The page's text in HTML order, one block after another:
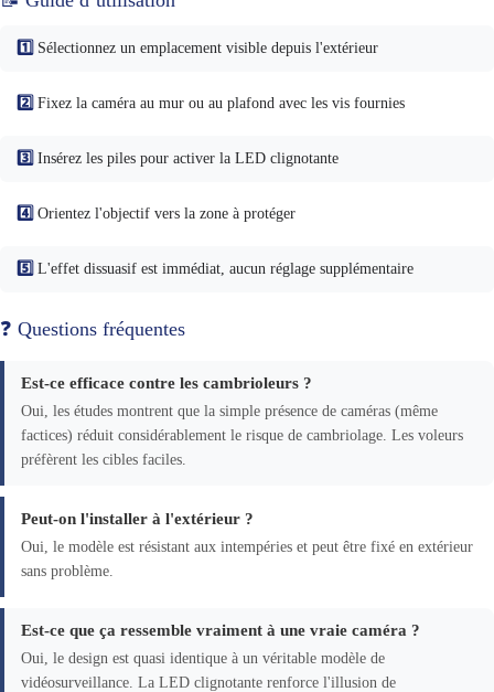
1️⃣ Sélectionnez un emplacement visible depuis l'extérieur
2️⃣ Fixez la caméra au mur ou au plafond avec les vis fournies
3️⃣ Insérez les piles pour activer la LED clignotante
4️⃣ Orientez l'objectif vers la zone à protéger
5️⃣ L'effet dissuasif est immédiat, aucun réglage supplémentaire
❓ Questions fréquentes
Est-ce efficace contre les cambrioleurs ?
Oui, les études montrent que la simple présence de caméras (même
factices) réduit considérablement le risque de cambriolage. Les voleurs
préfèrent les cibles faciles.
Peut-on l'installer à l'extérieur ?
Oui, le modèle est résistant aux intempéries et peut être fixé en extérieur
sans problème.
Est-ce que ça ressemble vraiment à une vraie caméra ?
Oui, le design est quasi identique à un véritable modèle de
vidéosurveillance. La LED clignotante renforce l'illusion de